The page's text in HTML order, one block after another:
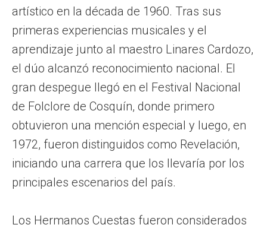
artístico en la década de 1960. Tras sus
primeras experiencias musicales y el
aprendizaje junto al maestro Linares Cardozo,
el dúo alcanzó reconocimiento nacional. El
gran despegue llegó en el Festival Nacional
de Folclore de Cosquín, donde primero
obtuvieron una mención especial y luego, en
1972, fueron distinguidos como Revelación,
iniciando una carrera que los llevaría por los
principales escenarios del país.
Los Hermanos Cuestas fueron considerados